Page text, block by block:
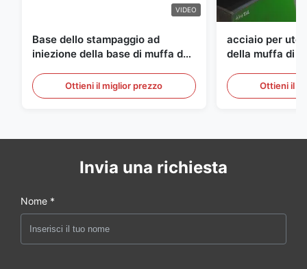
VIDEO
Base dello stampaggio ad
iniezione della base di muffa del
DOMESTICO di S136 P20
Ottieni il miglior prezzo
acciaio per
della muffa di
Ottieni il
Invia una richiesta
Nome *